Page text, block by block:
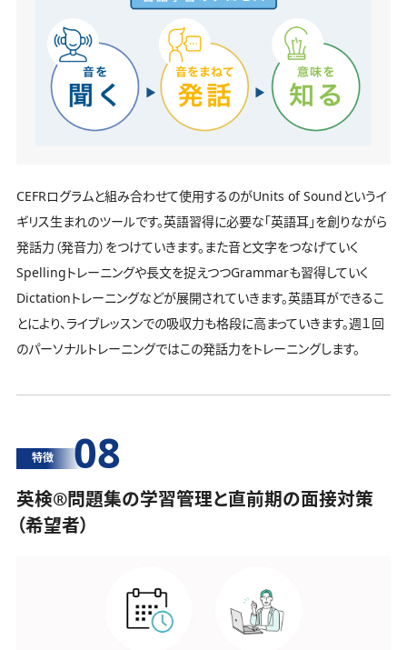
CEFRログラムと組み合わせて使用するのがUnits of Soundというイ
ギリス生まれのツールです。英語習得に必要な「英語耳」を創りながら
発話力（発音力）をつけていきます。また音と文字をつなげていく
Spellingトレーニングや長文を捉えつつGrammarも習得していく
Dictationトレーニングなどが展開されていきます。英語耳ができるこ
とにより、ライブレッスンでの吸収力も格段に高まっていきます。週１回
のパーソナルトレーニングではこの発話力をトレーニングします。
特徴 08
英検®️問題集の学習管理と直前期の面接対策
（希望者）